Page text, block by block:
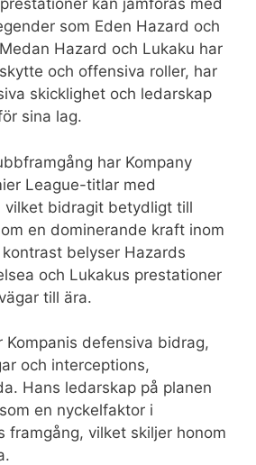
kan jämföras med
som Eden Hazard och
Hazard och Lukaku har
och offensiva roller, har
skicklighet och ledarskap
sina lag.
har Kompany
League-titlar med
vilket bidragit betydligt till
en dominerande kraft inom
belyser Hazards
och Lukakus prestationer
till ära.
defensiva bidrag,
och interceptions,
Hans ledarskap på planen
en nyckelfaktor i
framgång, vilket skiljer honom